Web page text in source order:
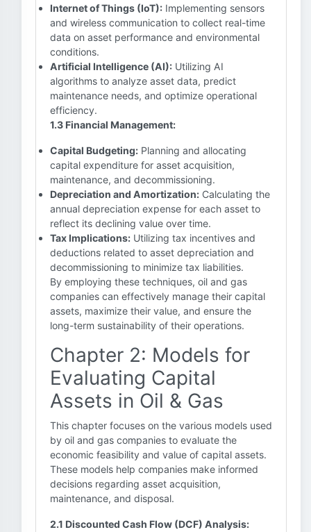
Internet of Things (IoT): Implementing sensors
and wireless communication to collect real-time
data on asset performance and environmental
conditions.
Artificial Intelligence (AI): Utilizing AI
algorithms to analyze asset data, predict
maintenance needs, and optimize operational
efficiency.
1.3 Financial Management:
Capital Budgeting: Planning and allocating
capital expenditure for asset acquisition,
maintenance, and decommissioning.
Depreciation and Amortization: Calculating the
annual depreciation expense for each asset to
reflect its declining value over time.
Tax Implications: Utilizing tax incentives and
deductions related to asset depreciation and
decommissioning to minimize tax liabilities.
By employing these techniques, oil and gas
companies can effectively manage their capital
assets, maximize their value, and ensure the
long-term sustainability of their operations.
Chapter 2: Models for
Evaluating Capital
Assets in Oil & Gas
This chapter focuses on the various models used
by oil and gas companies to evaluate the
economic feasibility and value of capital assets.
These models help companies make informed
decisions regarding asset acquisition,
maintenance, and disposal.
2.1 Discounted Cash Flow (DCF) Analysis: